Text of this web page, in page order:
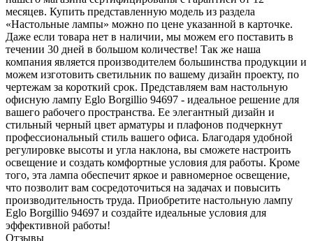
месяцев. Купить представленную модель из раздела
«Настольные лампы» можно по цене указанной в карточке.
Даже если товара нет в наличии, мы можем его поставить в
течении 30 дней в большом количестве! Так же наша
компания является производителем большинства продукции и
можем изготовить светильник по вашему дизайн проекту, по
чертежам за короткий срок. Представляем вам настольную
офисную лампу Eglo Borgillio 94697 - идеальное решение для
вашего рабочего пространства. Ее элегантный дизайн и
стильный черный цвет арматуры и плафонов подчеркнут
профессиональный стиль вашего офиса. Благодаря удобной
регулировке высоты и угла наклона, вы сможете настроить
освещение и создать комфортные условия для работы. Кроме
того, эта лампа обеспечит яркое и равномерное освещение,
что позволит вам сосредоточиться на задачах и повысить
производительность труда. Приобретите настольную лампу
Eglo Borgillio 94697 и создайте идеальные условия для
эффективной работы!
Отзывы